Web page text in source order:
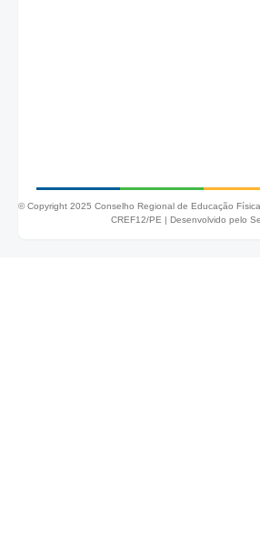
© Copyright 2025 Conselho Regional de Educação
CREF12/PE | Desenvolvido pelo